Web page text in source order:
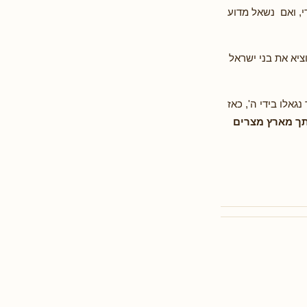
ואם נשאל מדוע
את בני ישראל
בידי ה', כאז
מארץ מצרים